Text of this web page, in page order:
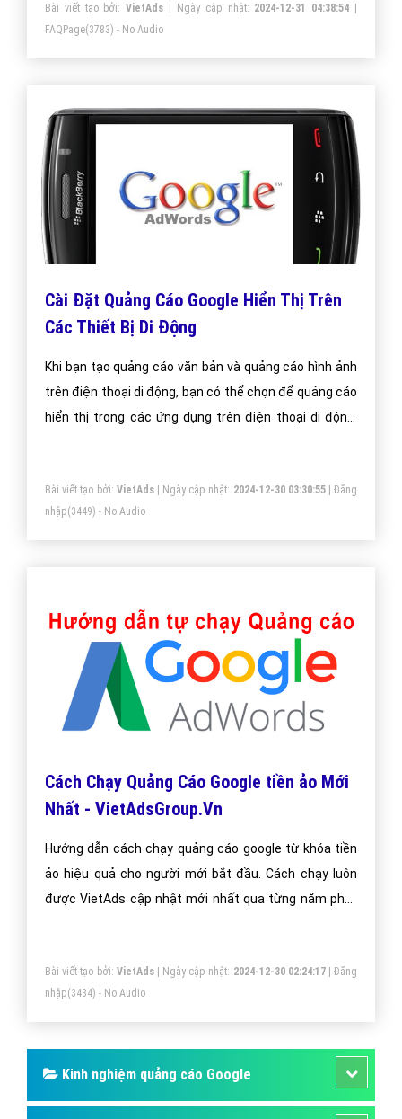
Bài viết tạo bởi:VietAds | Ngày cập nhật: 2024-12-31 04:38:54 |
FAQPage(3783) - No Audio
Cài Đặt Quảng Cáo Google Hiển Thị Trên
Các Thiết Bị Di Động
Khi bạn tạo quảng cáo văn bản và quảng cáo hình ảnh
trên điện thoại di động, bạn có thể chọn để quảng cáo
hiển thị trong các ứng dụng trên điện thoại di động,
Bài viết tạo bởi: VietAds| Ngày cập nhật: 2024-12-30 03:30:55|Đăng
nhập(3449) - No Audio
Cách Chạy Quảng Cáo Google tiền ảo Mới
Nhất - VietAdsGroup.Vn
Hướng dẫn cách chạy quảng cáo google từ khóa tiền
ảo hiệu quả cho người mới bắt đầu. Cách chạy luôn
được VietAds cập nhật mới nhất qua từng năm phát
Bài viết tạo bởi: VietAds| Ngày cập nhật: 2024-12-30 02:24:17|Đăng
nhập(3434) - No Audio
Kinh nghiệm quảng cáo Google